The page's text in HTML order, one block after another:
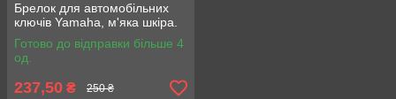
Брелок для автомобільних
ключів Yamaha, м'яка шкіра.
Готово до відправки більше 4
од.
237,50 ₴ 250 ₴